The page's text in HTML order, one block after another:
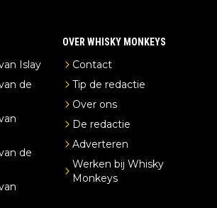
Islay
de
de
OVER WHISKY MONKEYS
Contact
Tip de redactie
Over ons
De redactie
Adverteren
Werken bij Whisky
Monkeys